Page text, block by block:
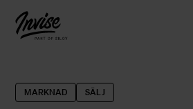
MARKNAD SÄLJ